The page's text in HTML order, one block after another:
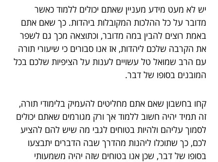
יש לא מעט מידע מעניין שאתם יכולים ללמוד כאשר
מדובר על כל ההלכות המקובלות ביהדות. כך שאם אתם
באמת רוצים להבין במה מדובר, וכתוצאה מכך גם לשפר
את הקרבה שלכם ליהדות, אז אנו סבורים כי שיעורי תורה
עם הרב שמואל טל עשויים לענות על הציפיות שלכם בכל
המובנים בסופו של דבר.
קחו בחשבון שאם אתם מחליטים להעמיק בלימודי תורה,
זה תמיד יהיה חשוב ללמוד אך ורק מגורמים שאתם יכולים
לסמוך עליהם ולהיות בטוחים לגבי מה שיש להם להציע
לכם, כך שתוכלו ליהנות מהדרך שבה הדברים יתבצעו
בסופו של דבר, שכן אנו בטוחים שזה יהיה משמעותי